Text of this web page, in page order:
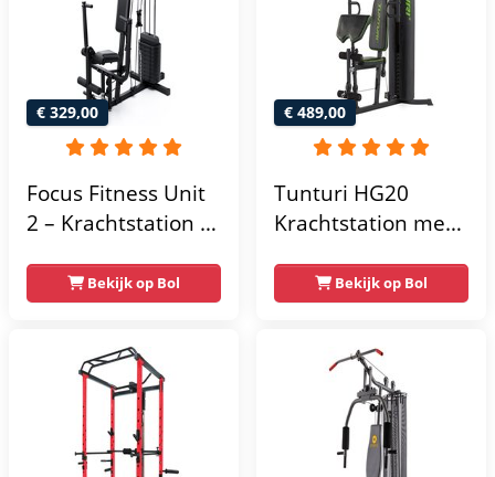
€ 329,00
Focus Fitness Unit
2 – Krachtstation –
– Lat Pulley
Bekijk op Bol
€ 489,00
Tunturi HG20
Krachtstation met
Compacte home
gym met lat pulley
krachtstation voor
thuis - Compact en
multifunctioneel -
Incl. gratis fitness
Bekijk op Bol